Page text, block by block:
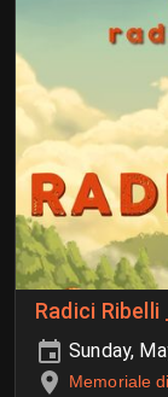
Radici
Sunday,
Memoriale